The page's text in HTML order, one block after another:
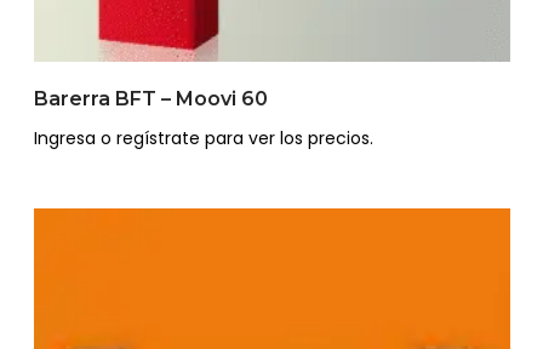
Barerra BFT – Moovi 60
Ingresa o regístrate para ver los precios.